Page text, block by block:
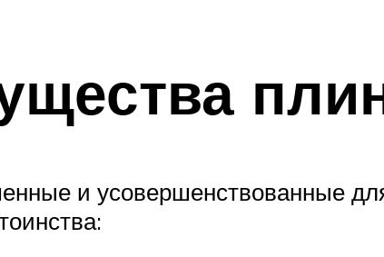
и усовершенствованные